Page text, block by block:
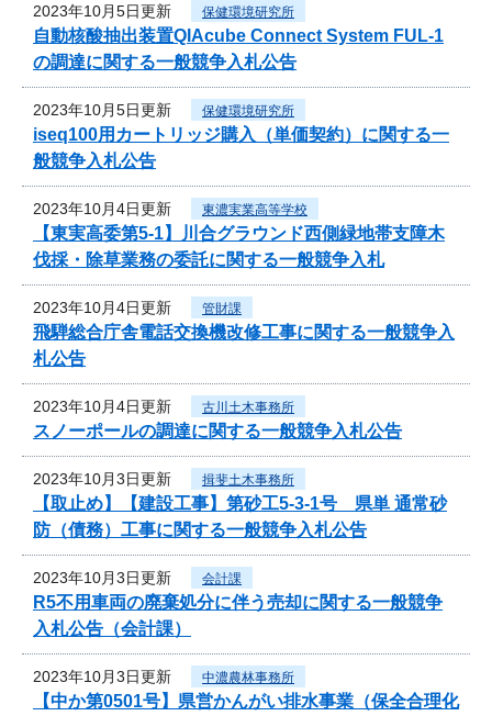
2023年10月5日更新 保健環境研究所
自動核酸抽出装置QIAcube Connect System FUL-1
の調達に関する一般競争入札公告
2023年10月5日更新 保健環境研究所
iseq100用カートリッジ購入（単価契約）に関する一
般競争入札公告
2023年10月4日更新 東濃実業高等学校
【東実高委第5-1】川合グラウンド西側緑地帯支障木
伐採・除草業務の委託に関する一般競争入札
2023年10月4日更新 管財課
飛騨総合庁舎電話交換機改修工事に関する一般競争入
札公告
2023年10月4日更新 古川土木事務所
スノーポールの調達に関する一般競争入札公告
2023年10月3日更新 揖斐土木事務所
【取止め】【建設工事】第砂工5-3-1号 県単 通常砂
防（債務）工事に関する一般競争入札公告
2023年10月3日更新 会計課
R5不用車両の廃棄処分に伴う売却に関する一般競争
入札公告（会計課）
2023年10月3日更新 中濃農林事務所
【中か第0501号】県営かんがい排水事業（保全合理化